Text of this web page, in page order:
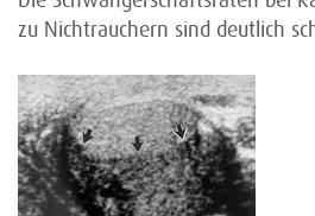
zu Nichtrauchern sind deutlich